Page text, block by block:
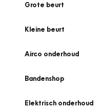
Grote beurt
Kleine beurt
Airco onderhoud
Bandenshop
Elektrisch onderhoud